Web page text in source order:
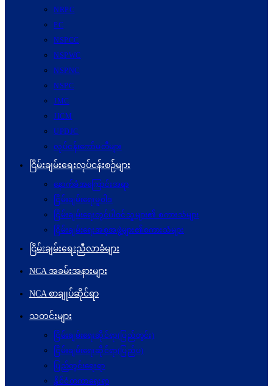
NRPC
PC
NSPCC
NSPWC
NSPNC
NSPC
JMC
JICM
UPDJC
လုပ်ငန်းကော်မတီများ
ငြိမ်းချမ်းရေးလုပ်ငန်းစဉ်များ
နောက်ခံအကြောင်းအရာ
ငြိမ်းချမ်းရေးမူဝါဒ
ငြိမ်းချမ်းရေးတွင်ပါဝင်သူများ၏ စကားသံများ
ငြိမ်းချမ်းရေးအစုအဖွဲ့များ၏စကားသံများ
ငြိမ်းချမ်းရေးညီလာခံများ
NCA အခမ်းအနားများ
NCA စာချုပ်ဆိုင်ရာ
သတင်းများ
ငြိမ်းချမ်းရေးဆိုင်ရာ(ပြည်တွင်း)
ငြိမ်းချမ်းရေးဆိုင်ရာ(ပြည်ပ)
ပြည်တွင်းရေးရာ
နိုင်ငံတကာရေးရာ